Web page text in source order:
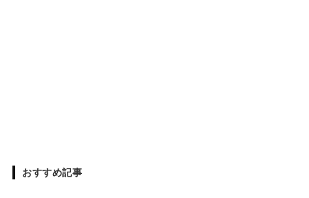
おすすめ記事